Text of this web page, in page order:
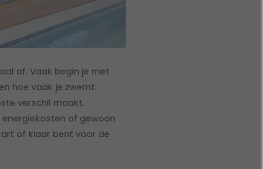
af. Vaak begin je met
hoe vaak je zwemt.
verschil maakt.
of gewoon
of klaar bent voor de